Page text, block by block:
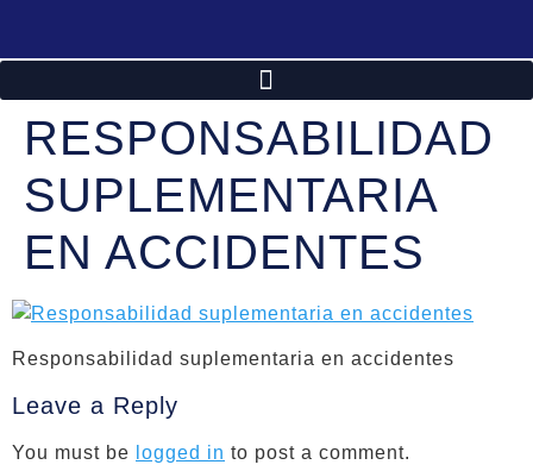
RESPONSABILIDAD
SUPLEMENTARIA
EN ACCIDENTES
Responsabilidad suplementaria en accidentes
Leave a Reply
You must be logged in to post a comment.